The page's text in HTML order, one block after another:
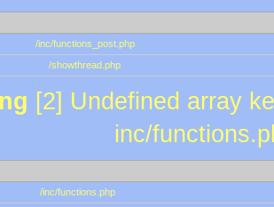
/inc/functions_post.php
/showthread.php
[2] Undefined array
inc/
/inc/functions.php